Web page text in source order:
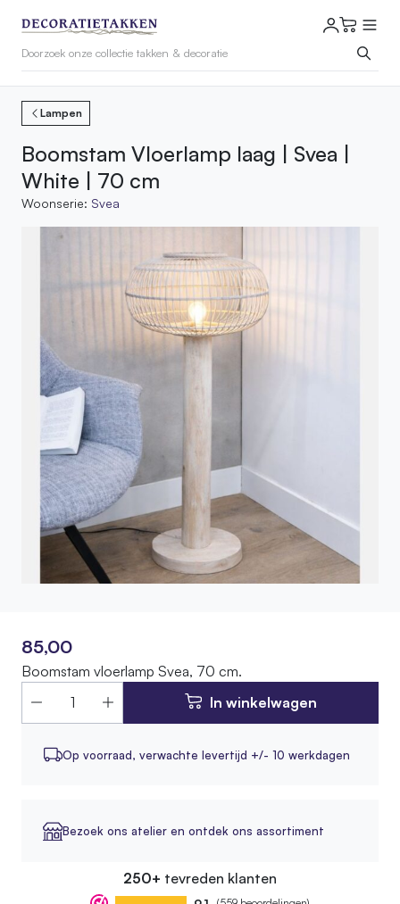
Lampen
Boomstam Vloerlamp laag | Svea |
White | 70 cm
Woonserie: Svea
85,00
Boomstam vloerlamp Svea, 70 cm.
In winkelwagen
Op voorraad, verwachte levertijd +/- 10 werkdagen
Bezoek ons atelier en ontdek ons assortiment
250+ tevreden klanten